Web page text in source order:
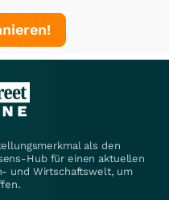
als den
Hub für einen aktuellen
und Wirtschaftswelt, um